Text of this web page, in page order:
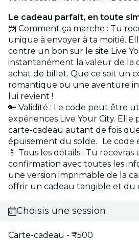
Le cadeau parfait, en toute
📨 Comment ça marche : Tu
unique à envoyer à ta moitié.
contre un bon sur le site Live
instantanément la valeur de la
achat de billet. Que ce soit un
romantique ou une aventure
lui revient !
🔑 Validité : Le code peut être
expériences Live Your City. Elle
carte-cadeau autant de fois
épuisement du solde. Le code
📱 Tous les détails : Tu recevras
confirmation avec toutes les
une version imprimable de la
offrir un cadeau tangible et
Choisis une session
Carte-cadeau - ₹500